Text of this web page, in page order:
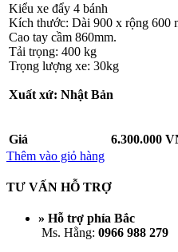
Kiểu xe đẩy 4 bánh
Kích thước: Dài 900 x rộng 600
Cao tay cầm 860mm.
Tải trọng: 400 kg
Trọng lượng xe: 30kg
Xuất xứ: Nhật Bản
Giá 6.300.000
Thêm vào giỏ hàng
TƯ VẤN HỖ TRỢ
» Hỗ trợ phía Bắc
Ms. Hằng: 0966 988 279